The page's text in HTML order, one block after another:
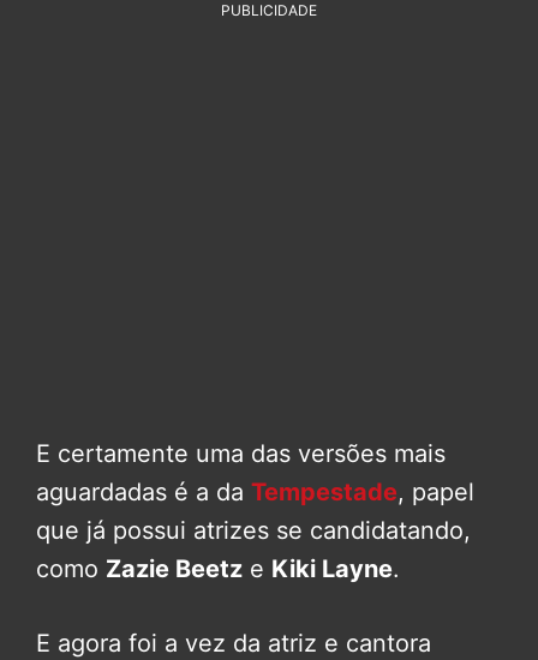
PUBLICIDADE
E certamente uma das versões mais
aguardadas é a da Tempestade, papel
que já possui atrizes se candidatando,
como Zazie Beetz e Kiki Layne.
E agora foi a vez da atriz e cantora